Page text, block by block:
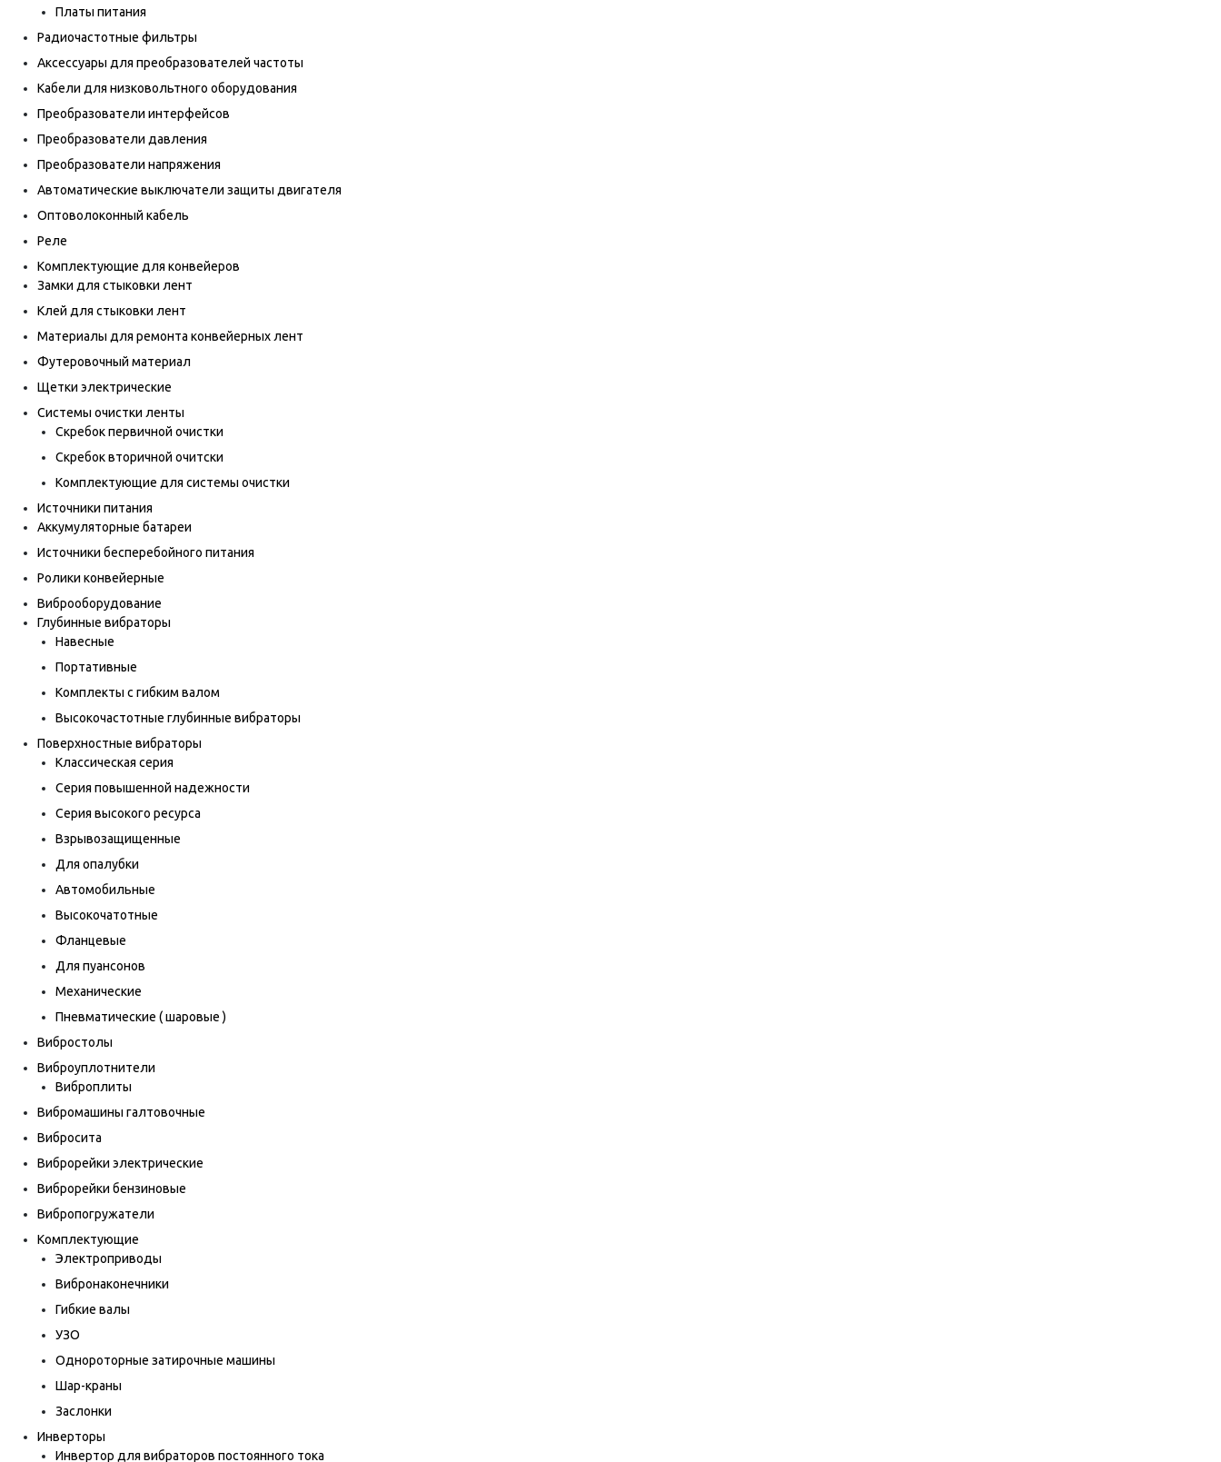
Платы питания
Радиочастотные фильтры
Аксессуары для преобразователей частоты
Кабели для низковольтного оборудования
Преобразователи интерфейсов
Преобразователи давления
Преобразователи напряжения
Автоматические выключатели защиты двигателя
Оптоволоконный кабель
Реле
Комплектующие для конвейеров
Замки для стыковки лент
Клей для стыковки лент
Материалы для ремонта конвейерных лент
Футеровочный материал
Щетки электрические
Системы очистки ленты
Скребок первичной очистки
Скребок вторичной очитски
Комплектующие для системы очистки
Источники питания
Аккумуляторные батареи
Источники бесперебойного питания
Ролики конвейерные
Виброоборудование
Глубинные вибраторы
Навесные
Портативные
Комплекты с гибким валом
Высокочастотные глубинные вибраторы
Поверхностные вибраторы
Классическая серия
Серия повышенной надежности
Серия высокого ресурса
Взрывозащищенные
Для опалубки
Автомобильные
Высокочатотные
Фланцевые
Для пуансонов
Механические
Пневматические ( шаровые )
Вибростолы
Виброуплотнители
Виброплиты
Вибромашины галтовочные
Вибросита
Виброрейки электрические
Виброрейки бензиновые
Вибропогружатели
Комплектующие
Электроприводы
Вибронаконечники
Гибкие валы
УЗО
Однороторные затирочные машины
Шар-краны
Заслонки
Инверторы
Инвертор для вибраторов постоянного тока